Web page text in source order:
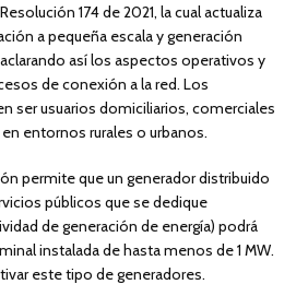
174 de 2021, la cual actualiza
a pequeña escala y generación
así los aspectos operativos y
de conexión a la red. Los
ser usuarios domiciliarios, comerciales
entornos rurales o urbanos.
permite que un generador distribuido
públicos que se dedique
de generación de energía) podrá
instalada de hasta menos de 1 MW.
este tipo de generadores.